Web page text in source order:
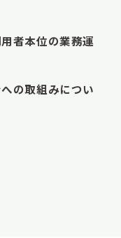
者本位の業務運
の取組みについ